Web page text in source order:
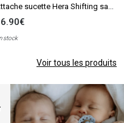
Attache sucette Hera Shifting sand
stock
Voir tous les produits